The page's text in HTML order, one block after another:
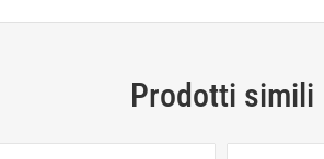
Prodotti simili